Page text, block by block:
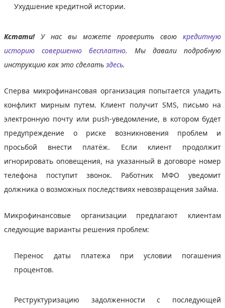
Ухудшение кредитной истории.
Кстати!У нас вы можете проверить свою кредитную
историю совершенно бесплатно. Мы давали подробную
инструкцию как это сделать здесь.
Сперва микрофинансовая организация попытается уладить
конфликт мирным путем. Клиент получит SMS, письмо на
электронную почту или push-уведомление, в котором будет
предупреждение о риске возникновения проблем и
просьбой внести платёж. Если клиент продолжит
игнорировать оповещения, на указанный в договоре номер
телефона поступит звонок. Работник МФО уведомит
должника о возможных последствиях невозвращения займа.
Микрофинансовые организации предлагают клиентам
следующие варианты решения проблем:
Перенос даты платежа при условии погашения
процентов.
Реструктуризацию задолженности с последующей